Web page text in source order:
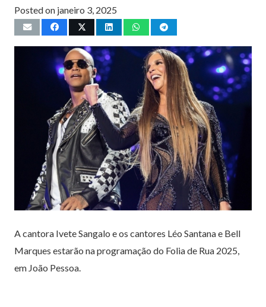
Posted on janeiro 3, 2025
A cantora Ivete Sangalo e os cantores Léo Santana e Bell
Marques estarão na programação do Folia de Rua 2025,
em João Pessoa.